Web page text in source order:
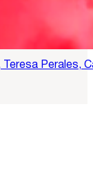
Teresa Perales,